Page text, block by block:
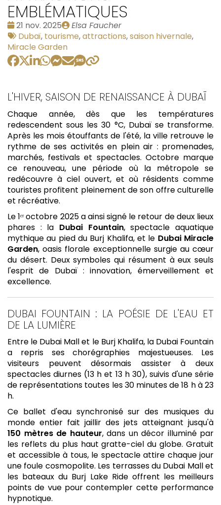
EMBLÉMATIQUES
Date
:
21 nov. 2025
Publié
par
Elsa Faucher
Tags
:
Dubaï, tourisme,attractions,saison hivernale,
Miracle Garden
L'HIVER, SAISON DE RENAISSANCE À DUBAÏ
Chaque année, dès que les températures
redescendent sous les 30 °C, Dubaï se transforme.
Après les mois étouffants de l'été, la ville retrouve le
rythme de ses activités en plein air : promenades,
marchés, festivals et spectacles. Octobre marque
ce renouveau, une période où la métropole se
redécouvre à ciel ouvert, et où résidents comme
touristes profitent pleinement de son offre culturelle
et récréative.
Le 1ᵉʳ octobre 2025 a ainsi signé le retour de deux lieux
phares : la Dubai Fountain, spectacle aquatique
mythique au pied du Burj Khalifa, et le Dubai Miracle
Garden, oasis florale exceptionnelle surgie au cœur
du désert. Deux symboles qui résument à eux seuls
l'esprit de Dubaï : innovation, émerveillement et
excellence.
DUBAI FOUNTAIN : LA POÉSIE DE L'EAU ET
DE LA LUMIÈRE
Entre le Dubai Mall et le Burj Khalifa, la Dubai Fountain
a repris ses chorégraphies majestueuses. Les
visiteurs peuvent désormais assister à deux
spectacles diurnes (13 h et 13 h 30), suivis d'une série
de représentations toutes les 30 minutes de 18 h à 23
h.
Ce ballet d'eau synchronisé sur des musiques du
monde entier fait jaillir des jets atteignant jusqu'à
150 mètres de hauteur, dans un décor illuminé par
les reflets du plus haut gratte-ciel du globe. Gratuit
et accessible à tous, le spectacle attire chaque jour
une foule cosmopolite. Les terrasses du Dubai Mall et
les bateaux du Burj Lake Ride offrent les meilleurs
points de vue pour contempler cette performance
hypnotique.